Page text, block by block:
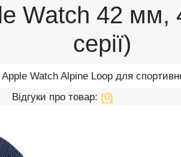
Watch 42
серії)
Watch Alpine Loop для
Відгуки про товар: (0)